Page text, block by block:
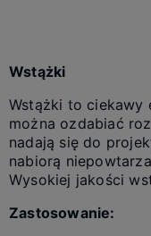
Wstążki
Wstążki to ciekawy
można ozdabiać
nadają się do
nabiorą
Wysokiej jakości
Zastosowanie: